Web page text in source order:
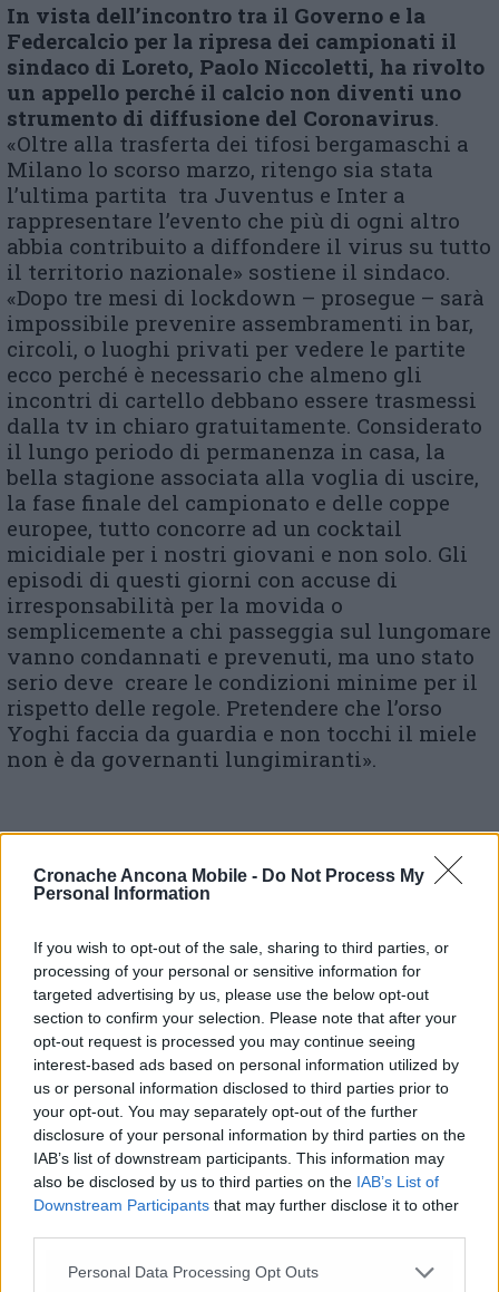
Cronache Ancona Mobile - Do Not Process My
Personal Information
If you wish to opt-out of the sale, sharing to third parties, or
processing of your personal or sensitive information for
targeted advertising by us, please use the below opt-out
section to confirm your selection. Please note that after your
opt-out request is processed you may continue seeing
interest-based ads based on personal information utilized by
us or personal information disclosed to third parties prior to
your opt-out. You may separately opt-out of the further
disclosure of your personal information by third parties on the
IAB’s list of downstream participants. This information may
also be disclosed by us to third parties on the IAB’s List of
Downstream Participants that may further disclose it to other
Personal Data Processing Opt Outs
In vista dell’incontro tra il Governo e la
Federcalcio per la ripresa dei campionati il
sindaco di Loreto, Paolo Niccoletti, ha rivolto
un appello perché il calcio non diventi uno
strumento di diffusione del Coronavirus.
«Oltre alla trasferta dei tifosi bergamaschi a
Milano lo scorso marzo, ritengo sia stata
l’ultima partita tra Juventus e Inter a
rappresentare l’evento che più di ogni altro
abbia contribuito a diffondere il virus su tutto
il territorio nazionale» sostiene il sindaco.
«Dopo tre mesi di lockdown – prosegue – sarà
impossibile prevenire assembramenti in bar,
circoli, o luoghi privati per vedere le partite
ecco perché è necessario che almeno gli
incontri di cartello debbano essere trasmessi
dalla tv in chiaro gratuitamente. Considerato
il lungo periodo di permanenza in casa, la
bella stagione associata alla voglia di uscire,
la fase finale del campionato e delle coppe
europee, tutto concorre ad un cocktail
micidiale per i nostri giovani e non solo. Gli
episodi di questi giorni con accuse di
irresponsabilità per la movida o
semplicemente a chi passeggia sul lungomare
vanno condannati e prevenuti, ma uno stato
serio deve creare le condizioni minime per il
rispetto delle regole. Pretendere che l’orso
Yoghi faccia da guardia e non tocchi il miele
non è da governanti lungimiranti».
Vai alla home
Commenti
Nessun commento presente